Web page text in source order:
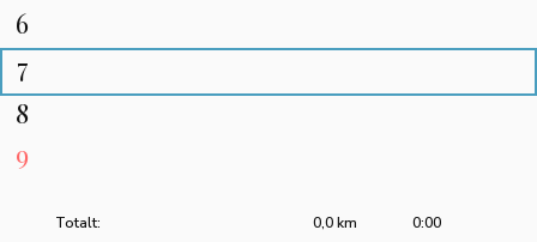
6
7
8
9
Totalt: 0:00
0,0 km